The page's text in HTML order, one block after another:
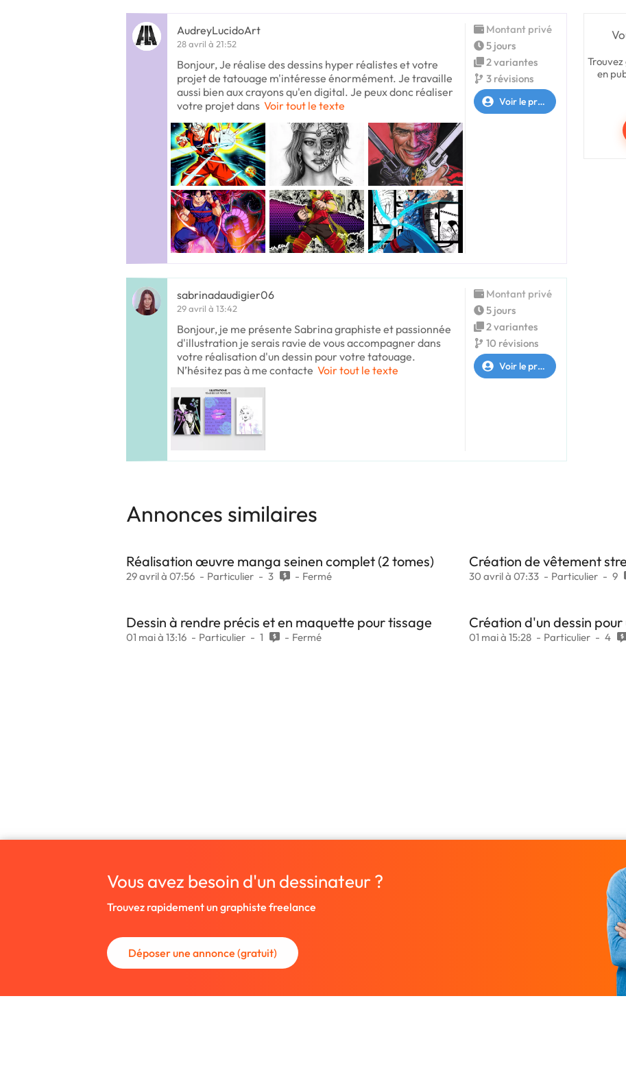
en
AudreyLucidoArt
28 avril à 21:52
Bonjour, Je réalise des dessins hyper réalistes et votre
projet de tatouage m'intéresse énormément. Je travaille
aussi bien aux crayons qu'en digital. Je peux donc réaliser
votre projet dans Voir tout le texte
Montant privé
5 jours
2 variantes
3 révisions
Voir le profil
sabrinadaudigier06
29 avril à 13:42
Bonjour, je me présente Sabrina graphiste et passionnée
d'illustration je serais ravie de vous accompagner dans
votre réalisation d'un dessin pour votre tatouage.
N’hésitez pas à me contacte Voir tout le texte
Montant privé
5 jours
2 variantes
10 révisions
Voir le profil
Annonces similaires
Réalisation œuvre manga seinen complet (2 tomes)
29 avril à 07:56 Particulier 3 Fermé
Création de vêtement
30 avril à 07:33 Particulier 9
Dessin à rendre précis et en maquette pour tissage
01 mai à 13:16 Particulier 1 Fermé
Création d'un dessin
01 mai à 15:28 Particulier 4
Vous avez besoin d'un dessinateur ?
Trouvez rapidement un graphiste freelance
Déposer une annonce (gratuit)